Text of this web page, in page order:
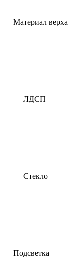
Материал верха
ЛДСП
Стекло
Подсветка